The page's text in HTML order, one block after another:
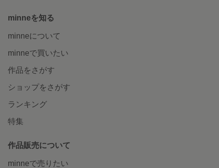
minneを知る
minneについて
minneで買いたい
作品をさがす
ショップをさがす
ランキング
特集
作品販売について
minneで売りたい